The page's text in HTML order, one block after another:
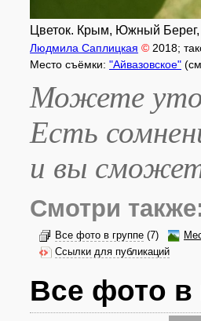
Цветок. Крым, Южный Берег,
Людмила Саплицкая © 2018;
Место съёмки: "Айвазовское"
Можете
Есть
и вы
Смотри
Все фото в группе (7)
Ссылки для публикаций
Все фото в